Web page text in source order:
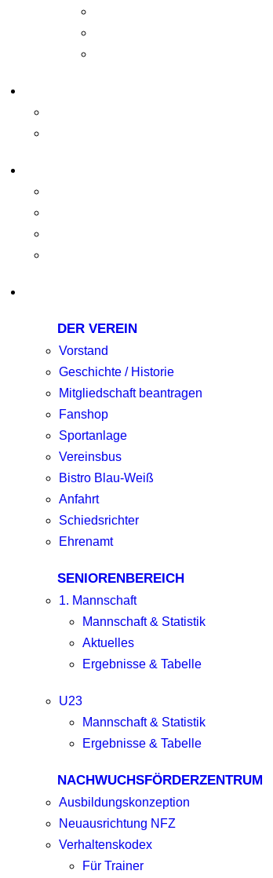
DER VEREIN
Vorstand
Geschichte / Historie
Mitgliedschaft beantragen
Fanshop
Sportanlage
Vereinsbus
Bistro Blau-Weiß
Anfahrt
Schiedsrichter
Ehrenamt
SENIORENBEREICH
1. Mannschaft
Mannschaft & Statistik
Aktuelles
Ergebnisse & Tabelle
U23
Mannschaft & Statistik
Ergebnisse & Tabelle
NACHWUCHSFÖRDERZENTRUM
Ausbildungskonzeption
Neuausrichtung NFZ
Verhaltenskodex
Für Trainer